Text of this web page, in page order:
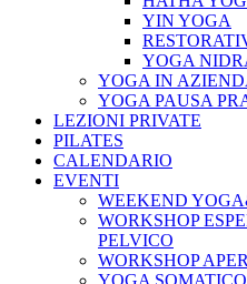
YIN YOGA
YOGA
YOGA IN
YOGA PAUSA
LEZIONI PRIVATE
PILATES
CALENDARIO
EVENTI
WEEKEND
WORKSHOP
PELVICO
WORKSHOP
YOGA